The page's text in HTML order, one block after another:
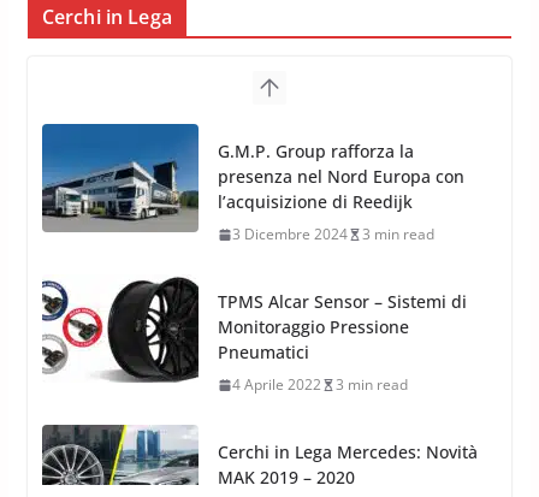
Cerchi in Lega
G.M.P. Group rafforza la
presenza nel Nord Europa con
l’acquisizione di Reedijk
3 Dicembre 2024 3 min read
TPMS Alcar Sensor – Sistemi di
Monitoraggio Pressione
Pneumatici
4 Aprile 2022 3 min read
Cerchi in Lega Mercedes: Novità
MAK 2019 – 2020